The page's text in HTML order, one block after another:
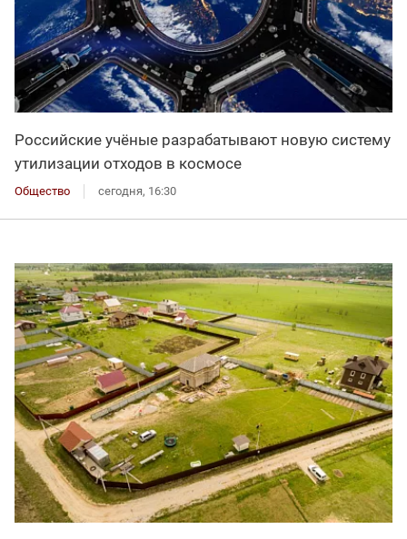
Российские учёные разрабатывают новую систему
утилизации отходов в космосе
Общество сегодня, 16:30